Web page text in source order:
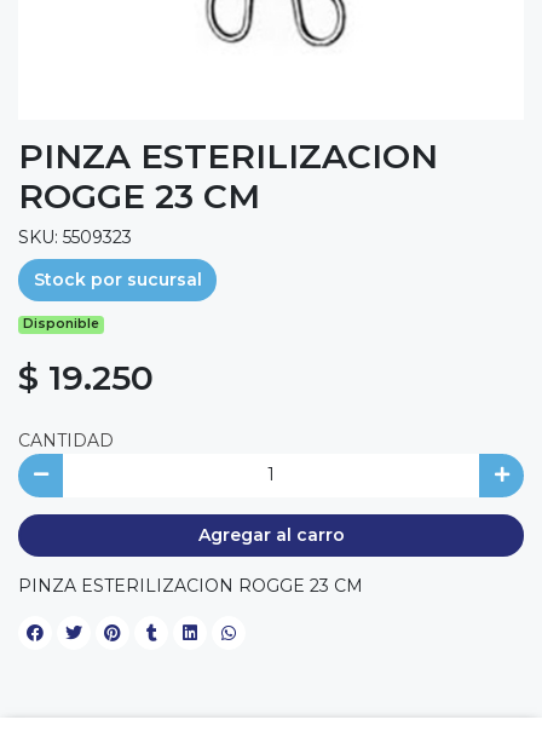
PINZA ESTERILIZACION
ROGGE 23 CM
SKU: 5509323
Stock por sucursal
Disponible
$ 19.250
CANTIDAD
Agregar al carro
PINZA ESTERILIZACION ROGGE 23 CM